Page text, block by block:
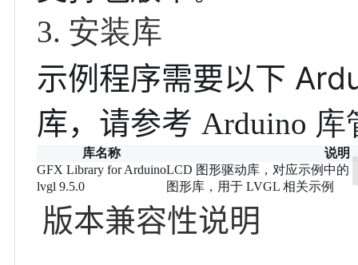
3. 安装库
示例程序需要以下
库，请参考 Arduino 库
库名称
说明
GFX Library for ArduinoLCD 图形驱动库，对应示例中的
lvgl 9.5.0
图形库，用于 LVGL 相关示例
版本兼容性说明